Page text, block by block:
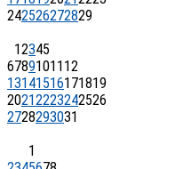
242526272829
12345
67891011 12
13141516171819
20212223242526
2728293031
1